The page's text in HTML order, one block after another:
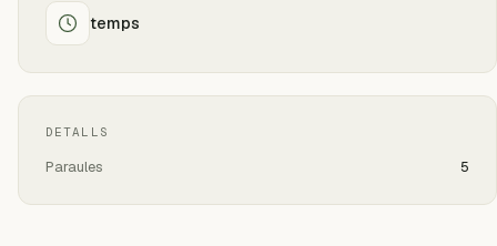
temps
DETALLS
Paraules 5